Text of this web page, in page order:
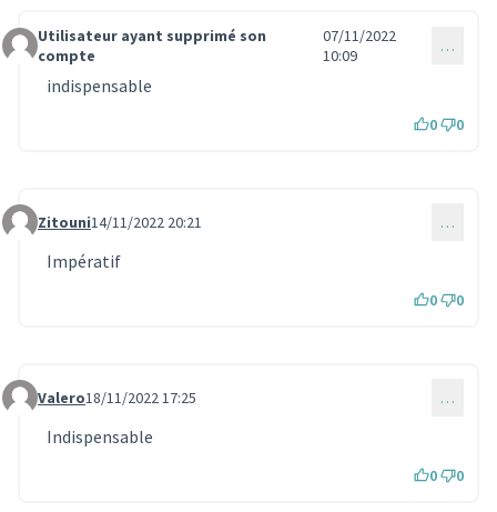
Commentaire 717
Utilisateur ayant supprimé son
compte
07/11/2022
10:09
…
indispensable
0 0
Commentaire 740
Zitouni14/11/2022 20:21 …
Impératif
0 0
Commentaire 743
Valero18/11/2022 17:25 …
Indispensable
0 0